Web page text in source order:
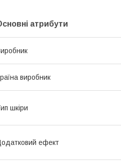
атрибути
виробник
шкіри
ефект